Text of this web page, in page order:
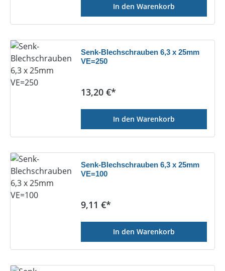
In den Warenkorb
Senk-Blechschrauben 6,3 x 25mm
VE=250
Regulärer Preis:
13,20 €*
In den Warenkorb
Senk-Blechschrauben 6,3 x 25mm
VE=100
Regulärer Preis:
9,11 €*
In den Warenkorb